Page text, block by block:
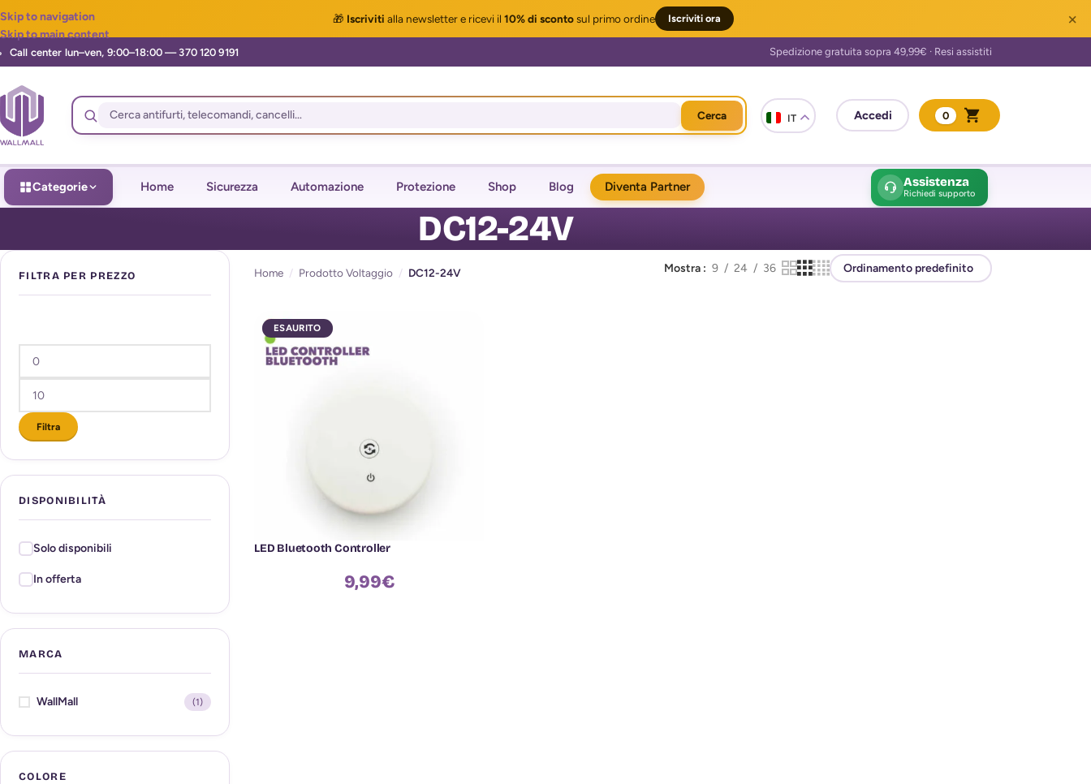
🎁 Iscriviti alla newslettere ricevi il 10% di scontosul primo ordine Iscriviti ora ×
Skip to navigation
Skip to main content
Cerca IT 0
Categorie Home Sicurezza Automazione Protezione Shop Blog Diventa Partner Assistenza
Richiedi supporto
DC12-24V
FILTRA PER PREZZO
Filtra
DISPONIBILITÀ
Solo disponibili
In offerta
MARCA
WallMall (1)
COLORE
Home / Prodotto Voltaggio / DC12-24V Mostra 9 24 36
ESAURITO
LED Bluetooth Controller
9,99€